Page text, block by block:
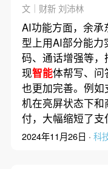
文｜财新 刘沛林
AI功能方面，余承
型上用AI部分能
码、通话增强等
现智能体帮写、问
也更加完善。例
机在亮屏状态下
付，大幅缩短了
2024年11月26日 · 科